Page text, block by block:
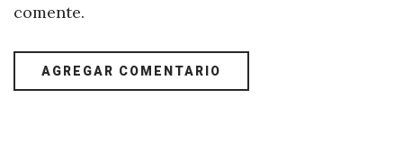
comente.